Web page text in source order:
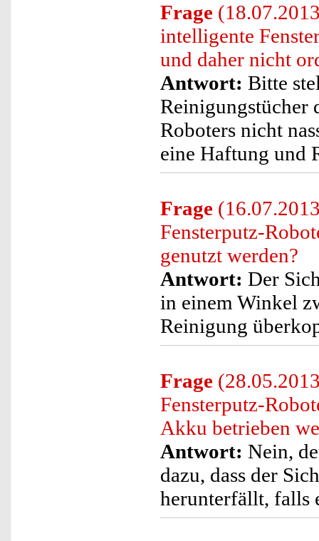
Frage
intelligente
und daher nicht
Antwort: Bitte
Reinigungstücher
Roboters nicht
eine Haftung und
Frage
Fensterputz-
genutzt werden?
Antwort: Der
in einem Winkel
Reinigung
Frage
Fensterputz-
Akku betrieben
Antwort: Nein,
dazu, dass der
herunterfällt, falls